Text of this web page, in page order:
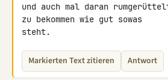
und auch mal daran
zu bekommen wie gut sowas
steht.
Markierten Text zitieren Antwort